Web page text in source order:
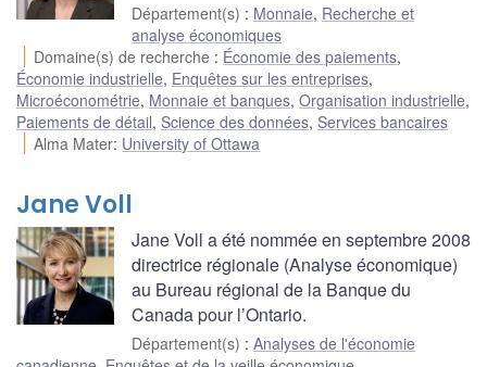
Département(s) : Monnaie, Recherche et
analyse économiques
Domaine(s) de recherche : Économie des paiements,
Économie industrielle, Enquêtes sur les entreprises,
Microéconométrie, Monnaie et banques, Organisation industrielle,
Paiements de détail, Science des données, Services bancaires
Alma Mater: University of Ottawa
Jane Voll
Jane Voll a été nommée en septembre 2008
directrice régionale (Analyse économique)
au Bureau régional de la Banque du
Canada pour l’Ontario.
Département(s) : Analyses de l'économie